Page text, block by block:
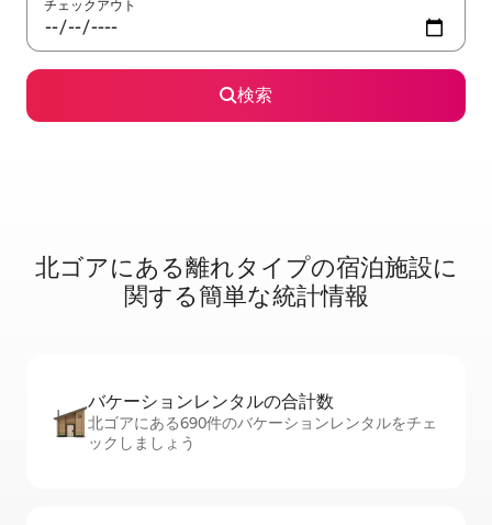
チェックアウト
検索
北ゴアに⁠あ⁠る離⁠れ⁠タ⁠イ⁠プ⁠の宿⁠泊⁠施⁠設⁠に
関⁠す⁠る簡⁠単⁠な統⁠計⁠情⁠報
バケーションレ⁠ン⁠タ⁠ル⁠の合⁠計⁠数
北ゴアにある690件のバケーションレンタルをチェ
ックしましょう